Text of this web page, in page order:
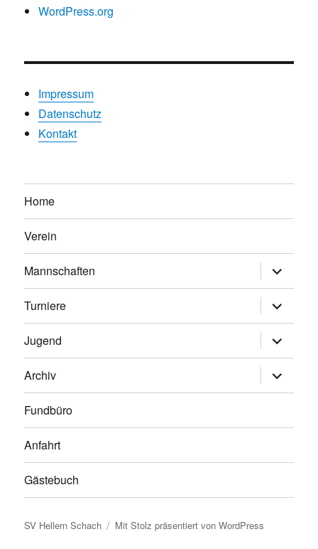
WordPress.org
Impressum
Datenschutz
Kontakt
Home
Verein
Mannschaften
anzeigen
Turniere
anzeigen
Jugend
anzeigen
Archiv
anzeigen
Fundbüro
Anfahrt
Gästebuch
SV Hellern Schach Mit Stolz präsentiert von WordPress